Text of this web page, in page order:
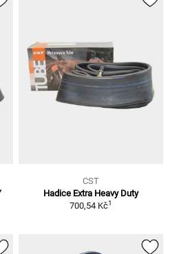
CST
Hadice Extra Heavy Duty
700,54 Kč1